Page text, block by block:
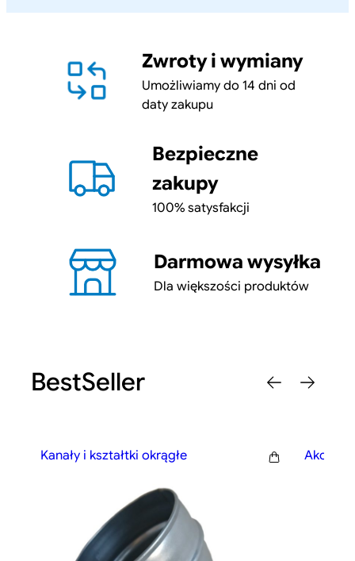
Zwroty i wymiany
Umożliwiamy do 14 dni od
daty zakupu
Bezpieczne
zakupy
100% satysfakcji
Darmowa wysyłka
Dla większości produktów
BestSeller
Kanały i kształtki okrągłe